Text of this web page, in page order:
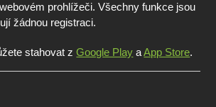
prohlížeči. Všechny funkce jsou
žádnou registraci.
stahovat zGoogle Play aApp Store.